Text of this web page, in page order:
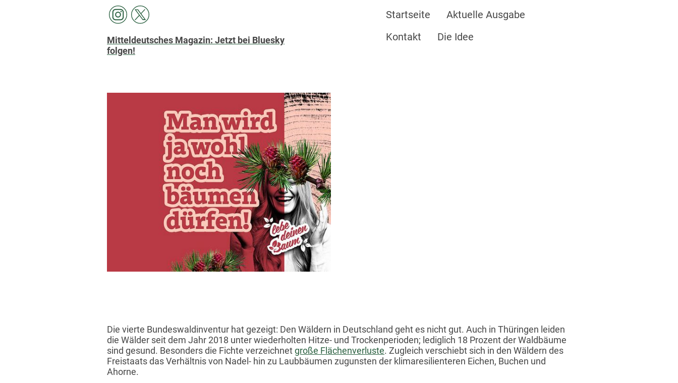
Mitteldeutsches Magazin: Jetzt bei Bluesky
folgen!
Startseite
Aktuelle Ausgabe
Kontakt
Die Idee
Die vierte Bundeswaldinventur hat gezeigt: Den Wäldern in Deutschland geht es nicht gut. Auch in Thüringen leiden
die Wälder seit dem Jahr 2018 unter wiederholten Hitze- und Trockenperioden; lediglich 18 Prozent der Waldbäume
sind gesund. Besonders die Fichte verzeichnetgroße Flächenverluste. Zugleich verschiebt sich in den Wäldern des
Freistaats das Verhältnis von Nadel- hin zu Laubbäumen zugunsten der klimaresilienteren Eichen, Buchen und
Ahorne.